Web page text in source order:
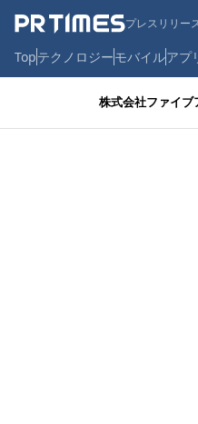
プレスリリー
Topテクノロジーモバイルアプ
株式会社ファイブ